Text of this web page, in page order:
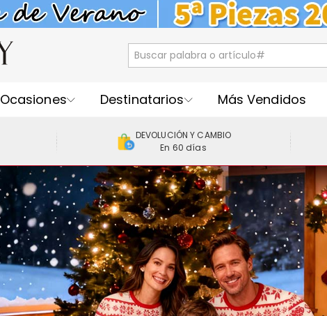
Ocasiones Destinatarios Más Vendidos
DEVOLUCIÓN Y CAMBIO
En 60 días